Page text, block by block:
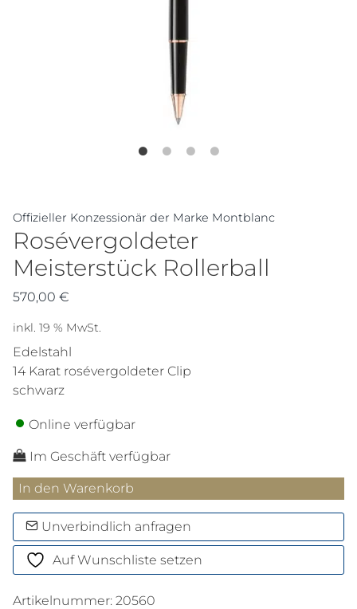
Offizieller Konzessionär der Marke Montblanc
Rosévergoldeter
Meisterstück Rollerball
570,00 €
inkl. 19 % MwSt.
Edelstahl
14 Karat rosévergoldeter Clip
schwarz
Online verfügbar
Im Geschäft verfügbar
Rosévergoldeter
Meisterstück
Rollerball
Menge
In den Warenkorb
Unverbindlich anfragen
Auf Wunschliste setzen
Artikelnummer: 20560